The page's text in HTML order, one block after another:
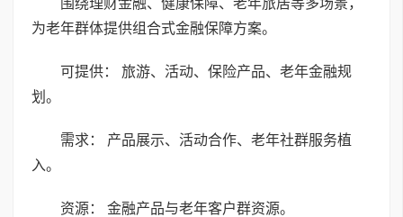
为老年群体提供组合式金融保障方案。
可提供： 旅游、活动、保险产品、老年金融规
划。
需求： 产品展示、活动合作、老年社群服务植
入。
资源： 金融产品与老年客户群资源。